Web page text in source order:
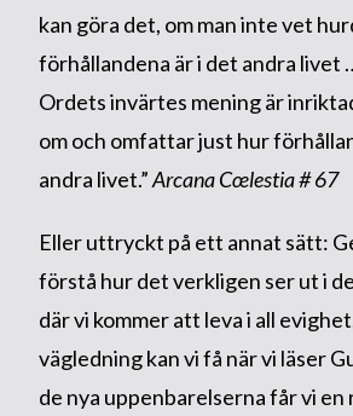
kan göra det, om man inte vet
förhållandena är i det andra livet
Ordets invärtes mening är
om och omfattar just hur
andra livet.”Arcana Cœlestia # 67
Eller uttryckt på ett annat sätt:
förstå hur det verkligen ser ut i
där vi kommer att leva i all
vägledning kan vi få när vi läser
de nya uppenbarelserna får vi